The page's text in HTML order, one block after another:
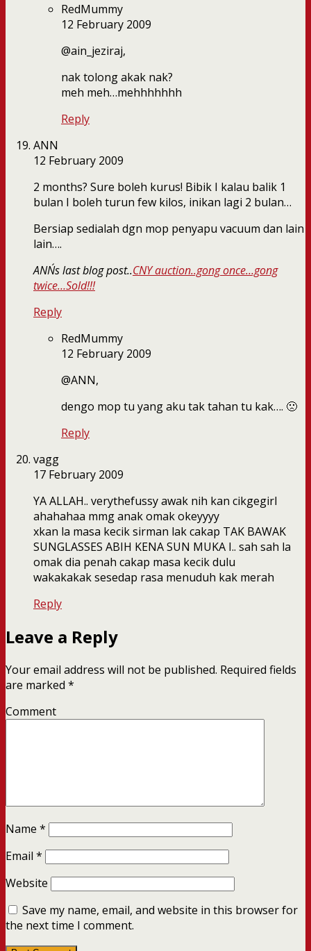
RedMummy
12 February 2009
@ain_jeziraj,
nak tolong akak nak?
meh meh…mehhhhhhh
Reply
ANN
12 February 2009
2 months? Sure boleh kurus! Bibik I kalau balik 1
bulan I boleh turun few kilos, inikan lagi 2 bulan…
Bersiap sedialah dgn mop penyapu vacuum dan lain
lain….
ANN´s last blog post..CNY auction..gong once…gong
twice…Sold!!!
Reply
RedMummy
12 February 2009
@ANN,
dengo mop tu yang aku tak tahan tu kak…. 🙁
Reply
vagg
17 February 2009
YA ALLAH.. verythefussy awak nih kan cikgegirl
ahahahaa mmg anak omak okeyyyy
xkan la masa kecik sirman lak cakap TAK BAWAK
SUNGLASSES ABIH KENA SUN MUKA I.. sah sah la
omak dia penah cakap masa kecik dulu
wakakakak sesedap rasa menuduh kak merah
Reply
Leave a Reply
Your email address will not be published. Required fields
are marked *
Comment
Name *
Email *
Website
Save my name, email, and website in this browser for
the next time I comment.